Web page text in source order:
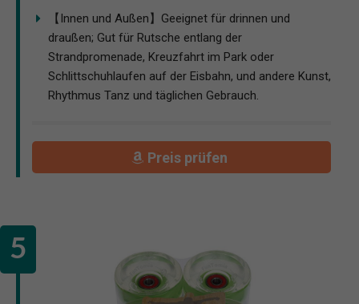
【Innen und Außen】Geeignet für drinnen und
draußen; Gut für Rutsche entlang der
Strandpromenade, Kreuzfahrt im Park oder
Schlittschuhlaufen auf der Eisbahn, und andere Kunst,
Rhythmus Tanz und täglichen Gebrauch.
Preis prüfen